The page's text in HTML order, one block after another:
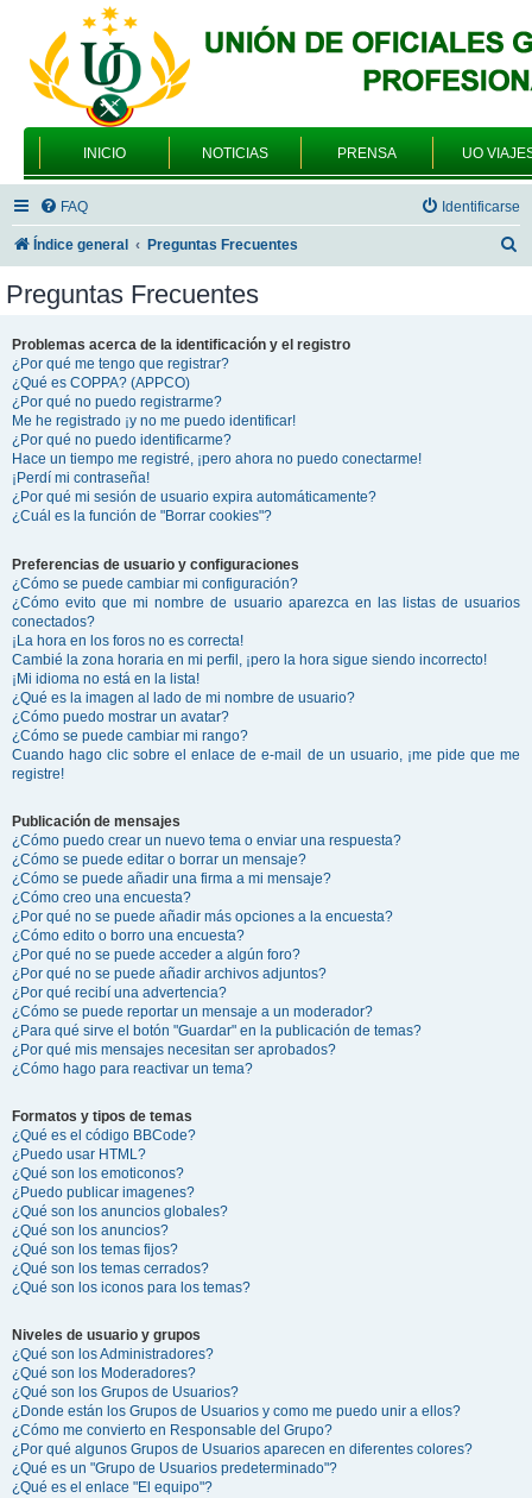
INICIO NOTICIAS PRENSA UO
FAQ Identificarse
Índice general Preguntas Frecuentes
Preguntas Frecuentes
Problemas acerca de la identificación y el registro
¿Por qué me tengo que registrar?
¿Qué es COPPA? (APPCO)
¿Por qué no puedo registrarme?
Me he registrado ¡y no me puedo identificar!
¿Por qué no puedo identificarme?
Hace un tiempo me registré, ¡pero ahora no puedo conectarme!
¡Perdí mi contraseña!
¿Por qué mi sesión de usuario expira automáticamente?
¿Cuál es la función de "Borrar cookies"?
Preferencias de usuario y configuraciones
¿Cómo se puede cambiar mi configuración?
¿Cómo evito que mi nombre de usuario aparezca en las listas de usuarios
conectados?
¡La hora en los foros no es correcta!
Cambié la zona horaria en mi perfil, ¡pero la hora sigue siendo incorrecto!
¡Mi idioma no está en la lista!
¿Qué es la imagen al lado de mi nombre de usuario?
¿Cómo puedo mostrar un avatar?
¿Cómo se puede cambiar mi rango?
Cuando hago clic sobre el enlace de e-mail de un usuario, ¡me pide que me
registre!
Publicación de mensajes
¿Cómo puedo crear un nuevo tema o enviar una respuesta?
¿Cómo se puede editar o borrar un mensaje?
¿Cómo se puede añadir una firma a mi mensaje?
¿Cómo creo una encuesta?
¿Por qué no se puede añadir más opciones a la encuesta?
¿Cómo edito o borro una encuesta?
¿Por qué no se puede acceder a algún foro?
¿Por qué no se puede añadir archivos adjuntos?
¿Por qué recibí una advertencia?
¿Cómo se puede reportar un mensaje a un moderador?
¿Para qué sirve el botón "Guardar" en la publicación de temas?
¿Por qué mis mensajes necesitan ser aprobados?
¿Cómo hago para reactivar un tema?
Formatos y tipos de temas
¿Qué es el código BBCode?
¿Puedo usar HTML?
¿Qué son los emoticonos?
¿Puedo publicar imagenes?
¿Qué son los anuncios globales?
¿Qué son los anuncios?
¿Qué son los temas fijos?
¿Qué son los temas cerrados?
¿Qué son los iconos para los temas?
Niveles de usuario y grupos
¿Qué son los Administradores?
¿Qué son los Moderadores?
¿Qué son los Grupos de Usuarios?
¿Donde están los Grupos de Usuarios y como me puedo unir a ellos?
¿Cómo me convierto en Responsable del Grupo?
¿Por qué algunos Grupos de Usuarios aparecen en diferentes colores?
¿Qué es un "Grupo de Usuarios predeterminado"?
¿Qué es el enlace "El equipo"?